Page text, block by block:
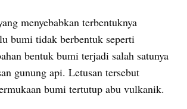
menyebabkan terbentuknya
bumi tidak berbentuk seperti
bentuk bumi terjadi salah satunya
gunung api. Letusan tersebut
bumi tertutup abu vulkanik.